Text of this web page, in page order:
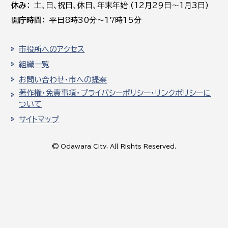
休み
土､日､祝日、休日、年末年始 (12月29日～1月3日)
開庁時間
平日8時30分～17時15分
市役所へのアクセス
組織一覧
お問い合わせ・市への提案
著作権・免責事項・プライバシーポリシー・リンクポリシーに
ついて
サイトマップ
© Odawara City, All Rights Reserved.